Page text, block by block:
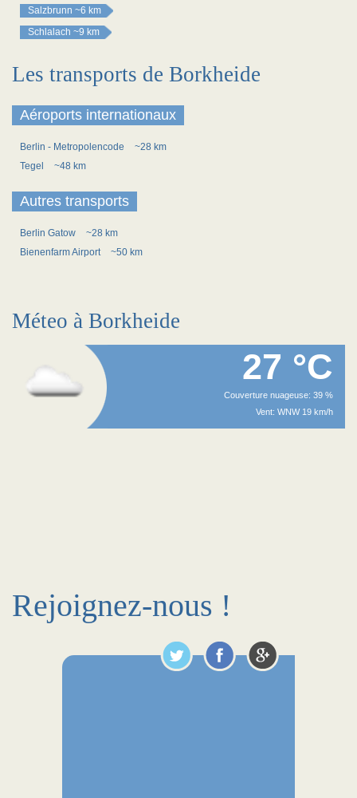
Salzbrunn ~6 km
Schlalach ~9 km
Les transports de Borkheide
Aéroports internationaux
Berlin - Metropolencode
~28 km
Tegel
~48 km
Autres transports
Berlin Gatow
~28 km
Bienenfarm Airport
~50 km
Méteo à Borkheide
27 °C
Couverture nuageuse: 39 %
Vent: WNW 19 km/h
Rejoignez-nous !